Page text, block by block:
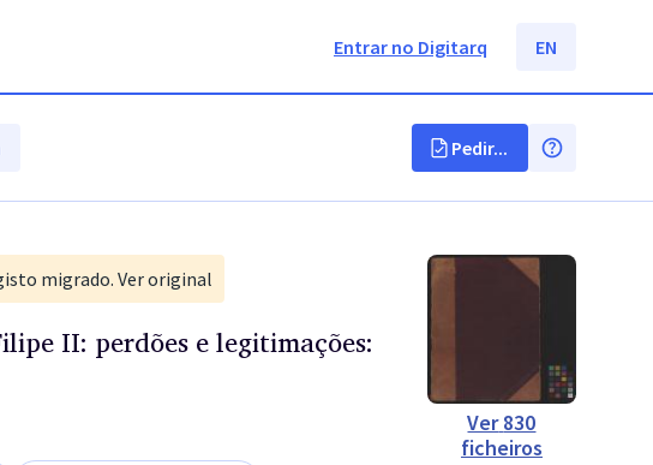
Entrar no Digitarq EN
Pedir...
migrado. Ver original
II: perdões e legitimações:
Ver830
ficheiros